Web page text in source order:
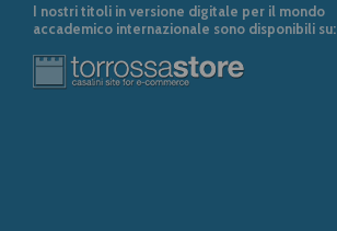
I nostri titoli in versione digitale per il mondo
accademico internazionale sono disponibili su: